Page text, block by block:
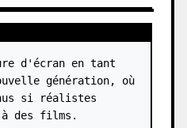
d'écran en tant
génération, où
si réalistes
des films.